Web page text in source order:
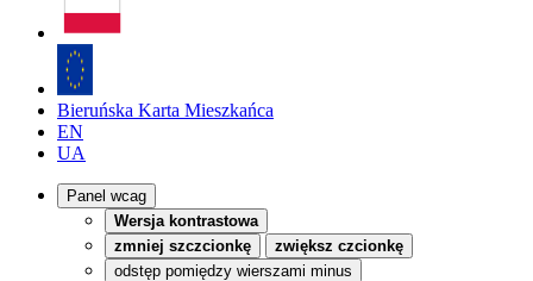
Bieruńska Karta Mieszkańca
EN
UA
Panel wcag
Wersja kontrastowa
zmniej szczcionkę
zwiększ czcionkę
odstęp pomiędzy wierszami minus